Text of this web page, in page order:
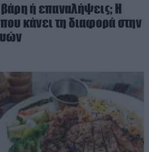
ή επαναλήψεις; Η
κάνει τη διαφορά στην